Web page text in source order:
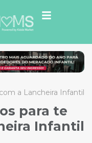
a Lancheira Infantil
para te
Infantil